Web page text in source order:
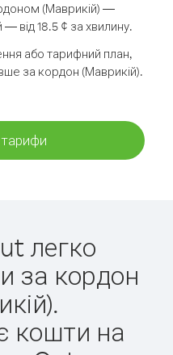
(Маврикій) —
від 18.5 ¢ за хвилину.
або тарифний план,
за кордон (Маврикій).
легко
за кордон
кошти на